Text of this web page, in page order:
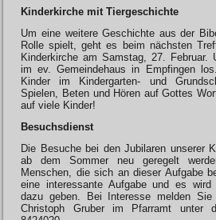
Kinderkirche mit Tiergeschichte
Um eine weitere Geschichte aus der
Rolle spielt, geht es beim nächsten
Kinderkirche am Samstag, 27. Februar.
im ev. Gemeindehaus in Empfingen
Kinder im Kindergarten- und
Spielen, Beten und Hören auf Gottes
auf viele Kinder!
Besuchsdienst
Die Besuche bei den Jubilaren unserer
ab dem Sommer neu geregelt
Menschen, die sich an dieser Aufgabe
eine interessante Aufgabe und es wird
dazu geben. Bei Interesse melden
Christoph Gruber im Pfarramt unter